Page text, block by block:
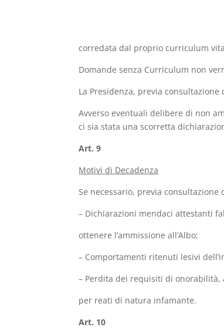
corredata dal proprio curriculum
Domande senza Curriculum non
La Presidenza, previa
Avverso eventuali delibere di non
ci sia stata una scorretta
Art. 9
Motivi di Decadenza
Se necessario, previa
– Dichiarazioni mendaci attestanti
ottenere l’ammissione all’Albo;
– Comportamenti ritenuti lesivi
– Perdita dei requisiti di onorabilità,
per reati di natura infamante.
Art. 10